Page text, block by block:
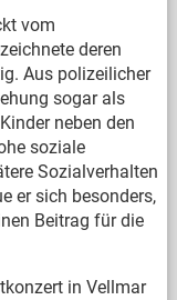
vom
deren
Aus polizeilicher
sogar als
neben den
soziale
Sozialverhalten
er sich besonders,
Beitrag für die
in Vellmar